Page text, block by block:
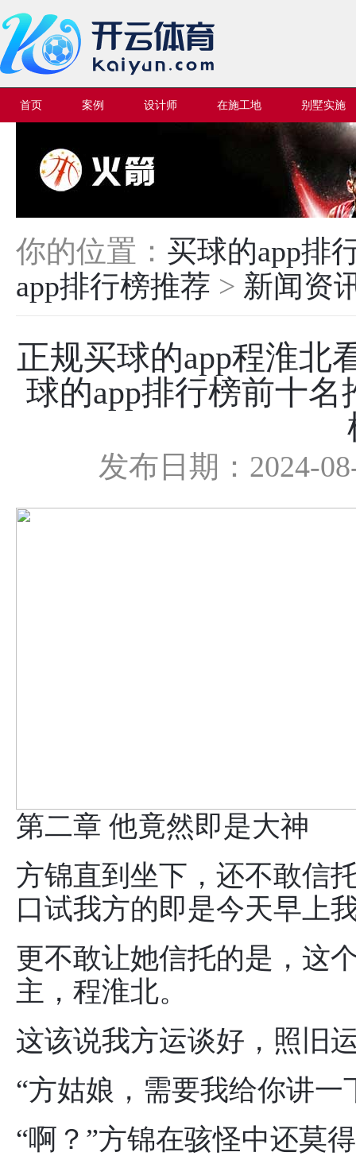
首页 案例 设计师 在施工地 别墅实施
你的位置： 买球的app排
app排行榜推荐 > 新闻资
正规买球的app程淮北
球的app排行榜前十
发布日期：2024-
第二章 他竟然即是大神
方锦直到坐下，还不敢信
口试我方的即是今天早上
更不敢让她信托的是，这
主，程淮北。
这该说我方运谈好，照旧
“方姑娘，需要我给你讲
“啊？”方锦在骇怪中还莫